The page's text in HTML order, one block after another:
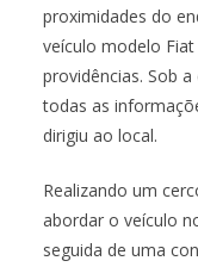
proximidades do
veículo modelo
providências. Sob
todas as
dirigiu ao local.
Realizando um
abordar o veículo
seguida de uma